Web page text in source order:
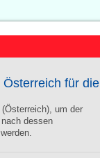
für die
um der
dessen